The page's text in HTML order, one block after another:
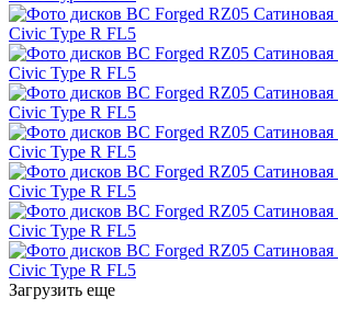
Загрузить еще